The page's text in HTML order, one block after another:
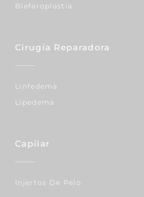
Blefaroplastia
Cirugía Reparadora
Linfedema
Lipedema
Capilar
Injertos De Pelo